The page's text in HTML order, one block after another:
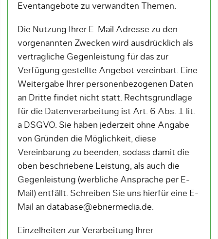
Eventangebote zu verwandten Themen.
Die Nutzung Ihrer E-Mail Adresse zu den
vorgenannten Zwecken wird ausdrücklich als
vertragliche Gegenleistung für das zur
Verfügung gestellte Angebot vereinbart. Eine
Weitergabe Ihrer personenbezogenen Daten
an Dritte findet nicht statt. Rechtsgrundlage
für die Datenverarbeitung ist Art. 6 Abs. 1 lit.
a DSGVO. Sie haben jederzeit ohne Angabe
von Gründen die Möglichkeit, diese
Vereinbarung zu beenden, sodass damit die
oben beschriebene Leistung, als auch die
Gegenleistung (werbliche Ansprache per E-
Mail) entfällt. Schreiben Sie uns hierfür eine E-
Mail an database@ebnermedia.de.
Einzelheiten zur Verarbeitung Ihrer